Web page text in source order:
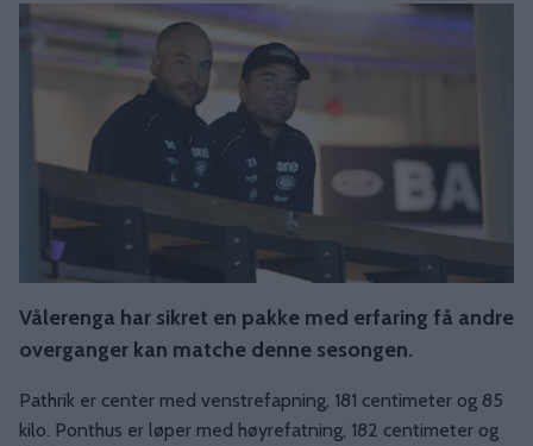
Vålerenga har sikret en pakke med erfaring få andre
overganger kan matche denne sesongen.
Pathrik er center med venstrefapning, 181 centimeter og 85
kilo. Ponthus er løper med høyrefatning, 182 centimeter og